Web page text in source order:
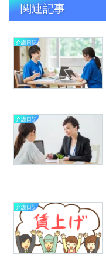
関連記事
介護日記
介護日記
介護日記